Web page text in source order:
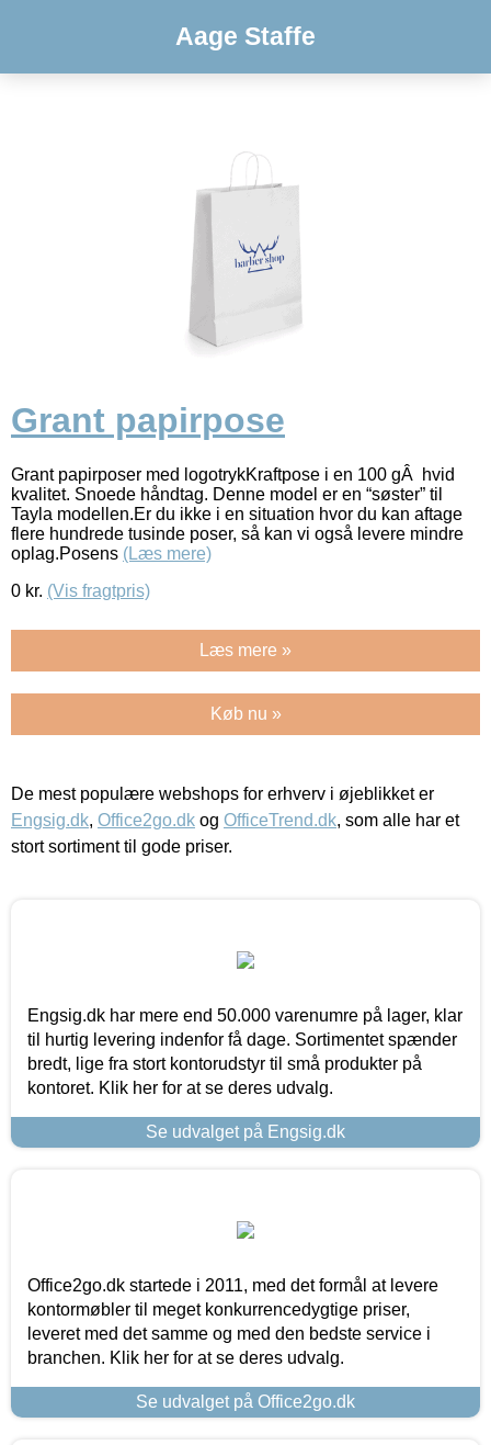
Aage Staffe
Grant papirpose
Grant papirposer med logotrykKraftpose i en 100 gÂ hvid
kvalitet. Snoede håndtag. Denne model er en “søster” til
Tayla modellen.Er du ikke i en situation hvor du kan aftage
flere hundrede tusinde poser, så kan vi også levere mindre
oplag.Posens (Læs mere)
0 kr. (Vis fragtpris)
Læs mere »
Køb nu »
De mest populære webshops for erhverv i øjeblikket er
Engsig.dk, Office2go.dk og OfficeTrend.dk, som alle har et
stort sortiment til gode priser.
Engsig.dk har mere end 50.000 varenumre på lager, klar
til hurtig levering indenfor få dage. Sortimentet spænder
bredt, lige fra stort kontorudstyr til små produkter på
kontoret. Klik her for at se deres udvalg.
Se udvalget på Engsig.dk
Office2go.dk startede i 2011, med det formål at levere
kontormøbler til meget konkurrencedygtige priser,
leveret med det samme og med den bedste service i
branchen. Klik her for at se deres udvalg.
Se udvalget på Office2go.dk